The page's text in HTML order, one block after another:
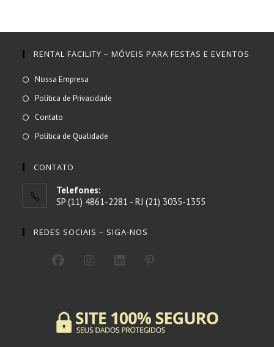
RENTAL FACILITY – MÓVEIS PARA FESTAS E EVENTOS
Nossa Empresa
em
aba
Política de Privacidade
Contato
em
Política de Qualidade
CONTATO
Telefones:
SP (11) 4861-2281 - RJ (21) 3035-1355
REDES SOCIAIS – SIGA-NOS